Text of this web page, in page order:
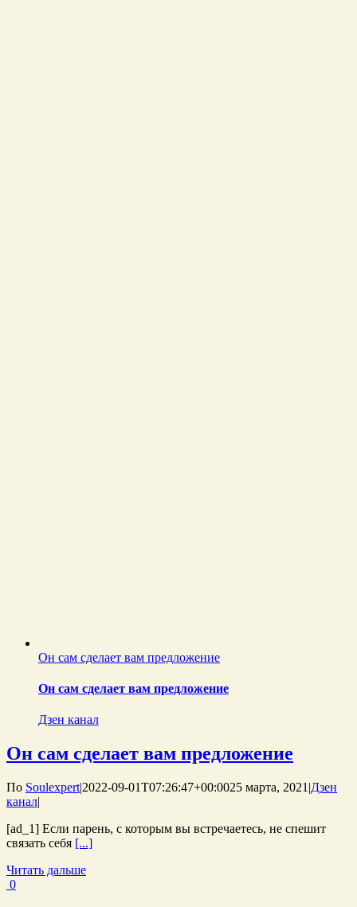
Он сам сделает вам предложение
Он сам сделает вам предложение
Дзен канал
Он сам сделает вам предложение
По Soulexpert|2022-09-01T07:26:47+00:0025 марта, 2021 |Дзен
канал|
[ad_1] Если парень, с которым вы встречаетесь, не спешит
связать себя [...]
Читать дальше
0